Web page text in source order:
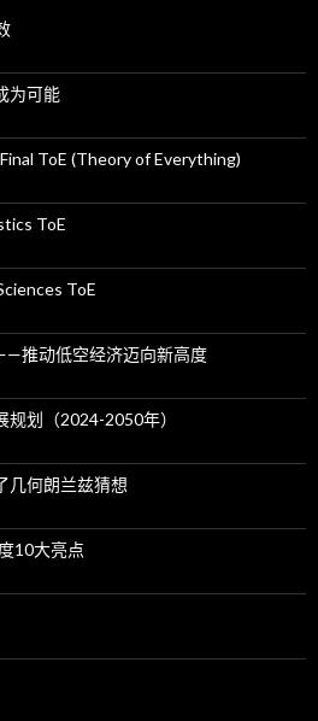
为可能
ToE (Theory of Everything)
ToE
ToE
推动低空经济迈向新高度
划（2024-2050年）
几何朗兰兹猜想
10大亮点